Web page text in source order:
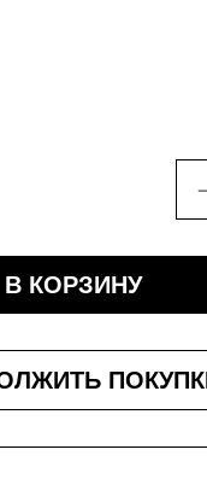
В КОРЗИНУ